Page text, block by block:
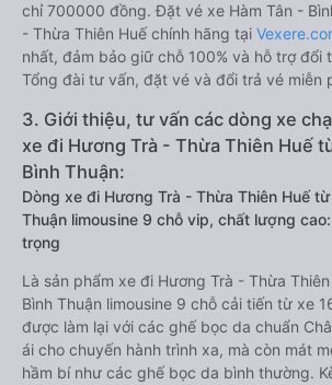
chỉ 700000 đồng. Đặt vé xe Hàm Tân -
- Thừa Thiên Huế chính hãng tại
nhất, đảm bảo giữ chỗ 100% và hỗ trợ đổi
Tổng đài tư vấn, đặt vé và đổi trả vé miễn
3. Giới thiệu, tư vấn các dòng xe
xe đi Hương Trà - Thừa Thiên Huế
Bình Thuận:
Dòng xe đi Hương Trà - Thừa Thiên Huế
Thuận limousine 9 chỗ vip, chất lượng
trọng
Là sản phẩm xe đi Hương Trà - Thừa
Bình Thuận limousine 9 chỗ cải tiến từ xe
được làm lại với các ghế bọc da chuẩn
ái cho chuyến hành trình xa, mà còn mát
hầm bí như các ghế bọc da bình thường.